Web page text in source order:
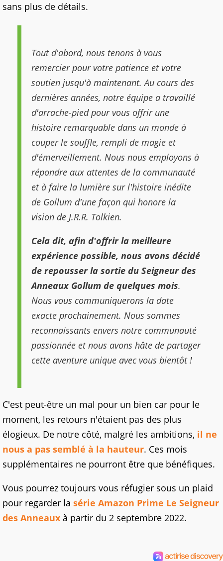
sans plus de détails.
Tout d'abord, nous tenons à vous
remercier pour votre patience et votre
soutien jusqu'à maintenant. Au cours des
dernières années, notre équipe a travaillé
d'arrache-pied pour vous offrir une
histoire remarquable dans un monde à
couper le souffle, rempli de magie et
d'émerveillement. Nous nous employons à
répondre aux attentes de la communauté
et à faire la lumière sur l'histoire inédite
de Gollum d'une façon qui honore la
vision de J.R.R. Tolkien.
Cela dit, afin d'offrir la meilleure
expérience possible, nous avons décidé
de repousser la sortie du Seigneur des
Anneaux Gollum de quelques mois.
Nous vous communiquerons la date
exacte prochainement. Nous sommes
reconnaissants envers notre communauté
passionnée et nous avons hâte de partager
cette aventure unique avec vous bientôt !
C'est peut-être un mal pour un bien car pour le
moment, les retours n'étaient pas des plus
élogieux. De notre côté, malgré les ambitions, il ne
nous a pas semblé à la hauteur. Ces mois
supplémentaires ne pourront être que bénéfiques.
Vous pourrez toujours vous réfugier sous un plaid
pour regarder la série Amazon Prime Le Seigneur
des Anneaux à partir du 2 septembre 2022.